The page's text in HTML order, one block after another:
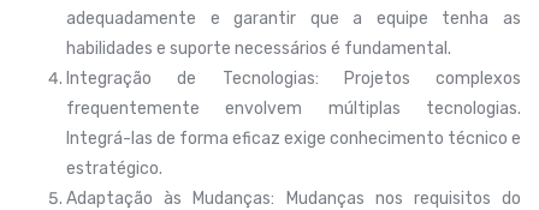
adequadamente e garantir que a equipe tenha as
habilidades e suporte necessários é fundamental.
Integração de Tecnologias: Projetos complexos
frequentemente envolvem múltiplas tecnologias.
Integrá-las de forma eficaz exige conhecimento técnico e
estratégico.
Adaptação às Mudanças: Mudanças nos requisitos do